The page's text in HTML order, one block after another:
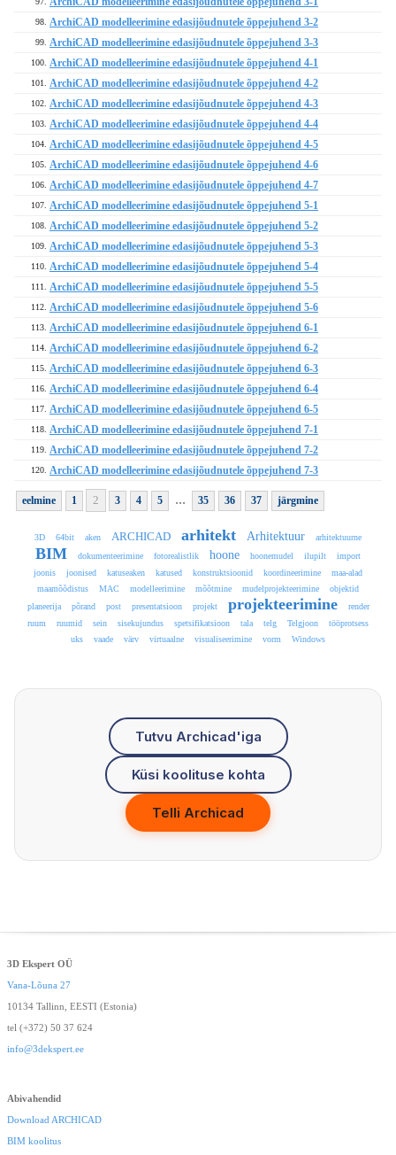
98. ArchiCAD modelleerimine edasijõudnutele õppejuhend 3-2
99. ArchiCAD modelleerimine edasijõudnutele õppejuhend 3-3
100. ArchiCAD modelleerimine edasijõudnutele õppejuhend 4-1
101. ArchiCAD modelleerimine edasijõudnutele õppejuhend 4-2
102. ArchiCAD modelleerimine edasijõudnutele õppejuhend 4-3
103. ArchiCAD modelleerimine edasijõudnutele õppejuhend 4-4
104. ArchiCAD modelleerimine edasijõudnutele õppejuhend 4-5
105. ArchiCAD modelleerimine edasijõudnutele õppejuhend 4-6
106. ArchiCAD modelleerimine edasijõudnutele õppejuhend 4-7
107. ArchiCAD modelleerimine edasijõudnutele õppejuhend 5-1
108. ArchiCAD modelleerimine edasijõudnutele õppejuhend 5-2
109. ArchiCAD modelleerimine edasijõudnutele õppejuhend 5-3
110. ArchiCAD modelleerimine edasijõudnutele õppejuhend 5-4
111. ArchiCAD modelleerimine edasijõudnutele õppejuhend 5-5
112. ArchiCAD modelleerimine edasijõudnutele õppejuhend 5-6
113. ArchiCAD modelleerimine edasijõudnutele õppejuhend 6-1
114. ArchiCAD modelleerimine edasijõudnutele õppejuhend 6-2
115. ArchiCAD modelleerimine edasijõudnutele õppejuhend 6-3
116. ArchiCAD modelleerimine edasijõudnutele õppejuhend 6-4
117. ArchiCAD modelleerimine edasijõudnutele õppejuhend 6-5
118. ArchiCAD modelleerimine edasijõudnutele õppejuhend 7-1
119. ArchiCAD modelleerimine edasijõudnutele õppejuhend 7-2
120. ArchiCAD modelleerimine edasijõudnutele õppejuhend 7-3
eelmine 1 2 3 4 5 ... 35 36 37 järgmine
3D 64bit aken ARCHICAD arhitekt Arhitektuur arhitektuurne
BIM dokumenteerimine fotorealistlik hoone hoonemudel ilupilt
import
joonis
joonised katuseaken katused konstruktsioonid koordineerimine
maa-alad
maamõõdistus
MAC modelleerimine mõõtmine mudelprojekteerimine
objektid
planeerija
põrand post presentatsioon projekt projekteerimine
render
ruum
ruumid sein sisekujundus spetsifikatsioon tala telg Telgjoon
tööprotsess
uks
vaade värv virtuaalne visualiseerimine vorm Windows
Tutvu Archicad'iga
Küsi koolituse kohta
Telli Archicad
3D Ekspert OÜ
Vana-Lõuna 27
10134 Tallinn, EESTI (Estonia)
tel (+372) 50 37 624
info@3dekspert.ee
Abivahendid
Download ARCHICAD
BIM koolitus